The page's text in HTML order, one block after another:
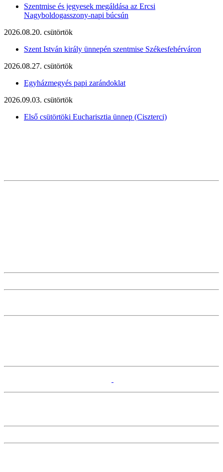
Szentmise és jegyesek megáldása az Ercsi
Nagyboldogasszony-napi búcsún
2026.08.20. csütörtök
Szent István király ünnepén szentmise Székesfehérváron
2026.08.27. csütörtök
Egyházmegyés papi zarándoklat
2026.09.03. csütörtök
Első csütörtöki Eucharisztia ünnep (Ciszterci)